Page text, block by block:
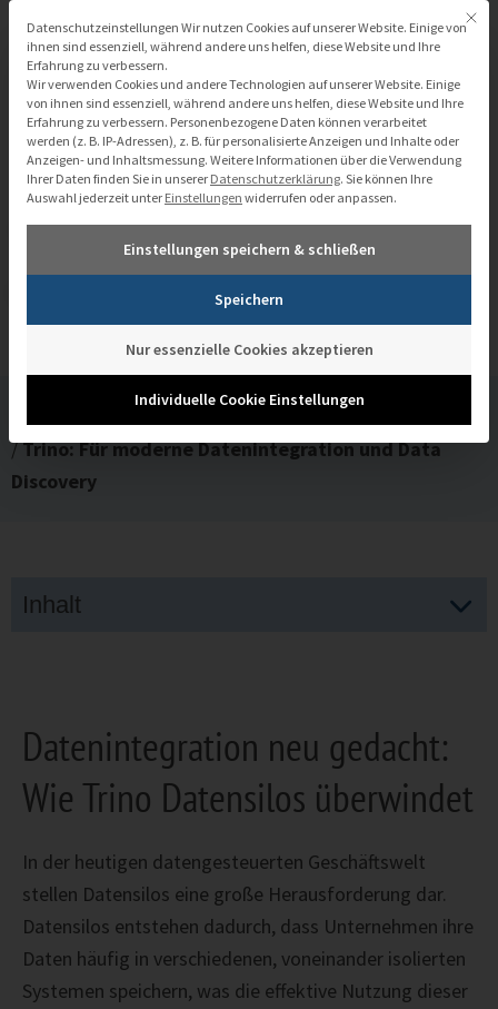
Inhalt
springen
Trino: Für moderne Datenintegration
und Data Discovery
/Trino: Für moderne Datenintegration und Data
Discovery
Inhalt
Datenintegration neu gedacht:
Wie Trino Datensilos überwindet
In der heutigen datengesteuerten Geschäftswelt
stellen Datensilos eine große Herausforderung dar.
Datensilos entstehen dadurch, dass Unternehmen ihre
Daten häufig in verschiedenen, voneinander isolierten
Systemen speichern, was die effektive Nutzung dieser
Mit
Datenschutzeinstellungen
Datenschutzeinstellungen Wir nutzen Cookies auf unserer Website. Einige von
ihnen sind essenziell, während andere uns helfen, diese Website und Ihre
Erfahrung zu verbessern.
Wir verwenden Cookies und andere Technologien auf unserer Website. Einige
von ihnen sind essenziell, während andere uns helfen, diese Website und Ihre
Erfahrung zu verbessern. Personenbezogene Daten können verarbeitet
werden (z. B. IP-Adressen), z. B. für personalisierte Anzeigen und Inhalte oder
Anzeigen- und Inhaltsmessung. Weitere Informationen über die Verwendung
Ihrer Daten finden Sie in unserer Datenschutzerklärung. Sie können Ihre
Auswahl jederzeit unter Einstellungen widerrufen oder anpassen.
Einstellungen speichern & schließen
Speichern
Nur essenzielle Cookies akzeptieren
Individuelle Cookie Einstellungen